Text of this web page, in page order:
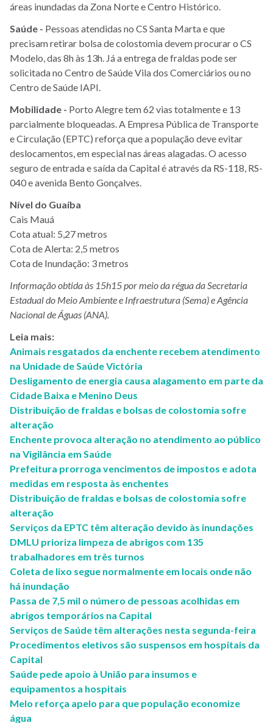
áreas inundadas da Zona Norte e Centro Histórico.
Saúde - Pessoas atendidas no CS Santa Marta e que
precisam retirar bolsa de colostomia devem procurar o CS
Modelo, das 8h às 13h. Já a entrega de fraldas pode ser
solicitada no Centro de Saúde Vila dos Comerciários ou no
Centro de Saúde IAPI.
Mobilidade - Porto Alegre tem 62 vias totalmente e 13
parcialmente bloqueadas. A Empresa Pública de Transporte
e Circulação (EPTC) reforça que a população deve evitar
deslocamentos, em especial nas áreas alagadas. O acesso
seguro de entrada e saída da Capital é através da RS-118, RS-
040 e avenida Bento Gonçalves.
Nível do Guaíba
Cais Mauá
Cota atual: 5,27 metros
Cota de Alerta: 2,5 metros
Cota de Inundação: 3 metros
Informação obtida às 15h15 por meio da régua da Secretaria
Estadual do Meio Ambiente e Infraestrutura (Sema) e Agência
Nacional de Águas (ANA).
Leia mais:
Animais resgatados da enchente recebem atendimento
na Unidade de Saúde Victória
Desligamento de energia causa alagamento em parte da
Cidade Baixa e Menino Deus
Distribuição de fraldas e bolsas de colostomia sofre
alteração
Enchente provoca alteração no atendimento ao público
na Vigilância em Saúde
Prefeitura prorroga vencimentos de impostos e adota
medidas em resposta às enchentes
Distribuição de fraldas e bolsas de colostomia sofre
alteração
Serviços da EPTC têm alteração devido às inundações
DMLU prioriza limpeza de abrigos com 135
trabalhadores em três turnos
Coleta de lixo segue normalmente em locais onde não
há inundação
Passa de 7,5 mil o número de pessoas acolhidas em
abrigos temporários na Capital
Serviços de Saúde têm alterações nesta segunda-feira
Procedimentos eletivos são suspensos em hospitais da
Capital
Saúde pede apoio à União para insumos e
equipamentos a hospitais
Melo reforça apelo para que população economize
água